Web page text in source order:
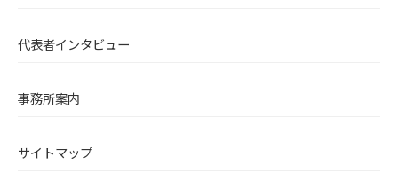
代表者インタビュー
事務所案内
サイトマップ